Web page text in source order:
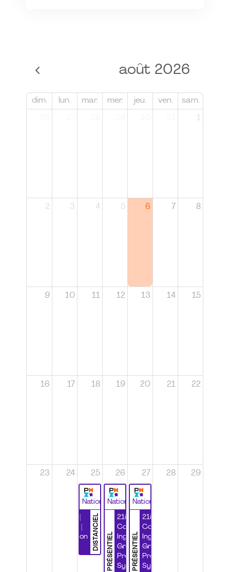
août 2026
dim. lun. mar. mer. jeu. ven. sam.
1
2 3 4 5 6 7 8
9 10 11 12 13 14 15
16 17 18 19 20 21 22
23 24 25
National
DISTANCIEL
Certification
26
National
PRÉSENTIEL
21ième
Congrès
Ingénierie
Grands
Projets et
Systèmes
27
National
PRÉSENTIEL
21ième
Congrès
Ingénierie
Grands
Projets et
Systèmes
28 29